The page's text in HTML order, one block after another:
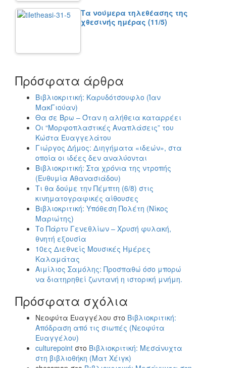
Τα νούμερα τηλεθέασης της
χθεσινής ημέρας (11/5)
Πρόσφατα άρθρα
Βιβλιοκριτική: Καρυδότσουφλο (Ίαν
ΜακΓιούαν)
Θα σε Βρω – Όταν η αλήθεια καταρρέει
Οι “Μορφοπλαστικές Αναπλάσεις” του
Κώστα Ευαγγελάτου
Γιώργος Δήμος: Διηγήματα «ιδεών», στα
οποία οι ιδέες δεν αναλύονται
Βιβλιοκριτική: Στα χρόνια της ντροπής
(Ευθυμία Αθανασιάδου)
Τι θα δούμε την Πέμπτη (6/8) στις
κινηματογραφικές αίθουσες
Βιβλιοκριτική: Υπόθεση Πολέτη (Νίκος
Μαριώτης)
Το Πάρτυ Γενεθλίων – Χρυσή φυλακή,
θνητή εξουσία
10ες Διεθνείς Μουσικές Ημέρες
Καλαμάτας
Αιμίλιος Σαμόλης: Προσπαθώ όσο μπορώ
να διατηρηθεί ζωντανή η ιστορική μνήμη.
Πρόσφατα σχόλια
Νεοφύτα Ευαγγέλου στο Βιβλιοκριτική:
Απόδραση από τις σιωπές (Νεοφύτα
Ευαγγέλου)
culturepoint στο Βιβλιοκριτική: Μεσάνυχτα
στη βιβλιοθήκη (Ματ Χέιγκ)